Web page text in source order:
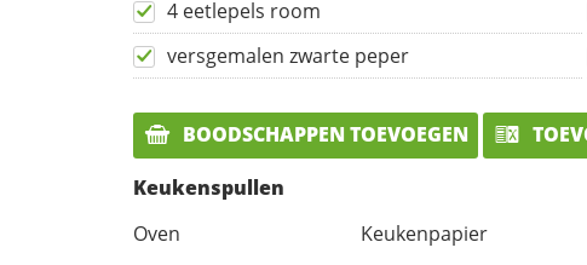
4 eetlepels room
versgemalen zwarte peper
BOODSCHAPPEN TOEVOEGEN
Keukenspullen
Oven
Keukenpapier